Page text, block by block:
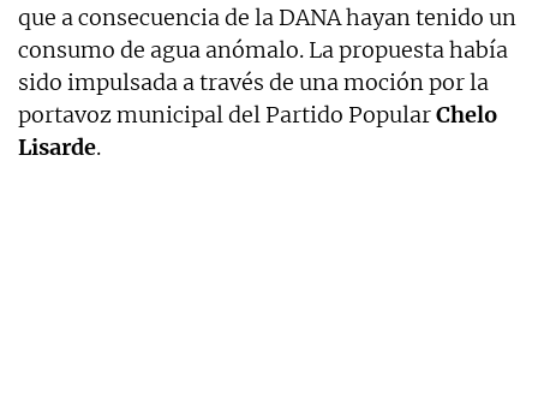
que a consecuencia de la DANA hayan tenido un
consumo de agua anómalo. La propuesta había
sido impulsada a través de una moción por la
portavoz municipal del Partido PopularChelo
Lisarde.